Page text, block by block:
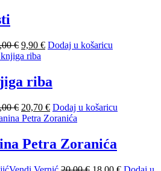
je:
23,00 €.
€ Izvorna
cijena
11,00 €.
9,90 €Trenutna
Dodaj u košaricu
riba
€ Izvorna
cijena
je:
23,00 €.
20,70 €Trenutna
cijena
20,70 €.
Dodaj u košaricu
Petra Zoranića
IzvornaTrenutna